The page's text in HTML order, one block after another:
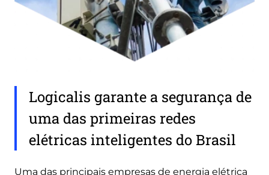
Logicalis garante a segurança de
uma das primeiras redes
elétricas inteligentes do Brasil
Uma das principais empresas de energia elétrica